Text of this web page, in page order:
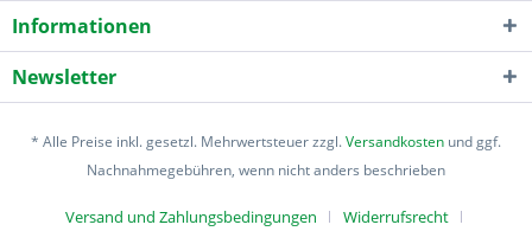
Informationen
Newsletter
* Alle Preise inkl. gesetzl. Mehrwertsteuer zzgl.Versandkosten und ggf.
Nachnahmegebühren, wenn nicht anders beschrieben
Versand und Zahlungsbedingungen Widerrufsrecht